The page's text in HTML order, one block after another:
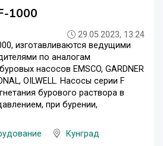
1000
29.05.2023, 13:24
изготавливаются ведущими
по аналогам
насосов EMSCO, GARDNER
OILWELL. Насосы серии F
бурового раствора в
при бурении,
Кунград